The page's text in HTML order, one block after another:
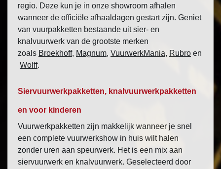
regio. Deze kun je in onze showroom afhalen
wanneer de officiële afhaaldagen gestart zijn. Geniet
van vuurpakketten bestaande uit sier- en
knalvuurwerk van de grootste merken
zoals Broekhoff, Magnum, VuurwerkMania, Rubro en
Wolff.
Siervuurwerkpakketten, knalvuurwerkpakketten
en voor kinderen
Vuurwerkpakketten zijn makkelijk wanneer je snel
een complete vuurwerkshow in huis wilt halen
zonder uren aan speurwerk. Het is een mix aan
siervuurwerk en knalvuurwerk. Geselecteerd door